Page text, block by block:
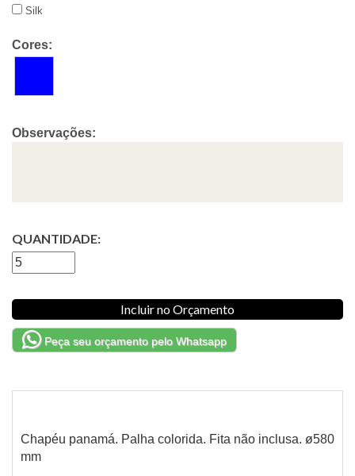
Silk
Cores:
Observações:
QUANTIDADE:
Incluir no Orçamento
Peça seu orçamento pelo Whatsapp
Chapéu panamá. Palha colorida. Fita não inclusa. ø580
mm